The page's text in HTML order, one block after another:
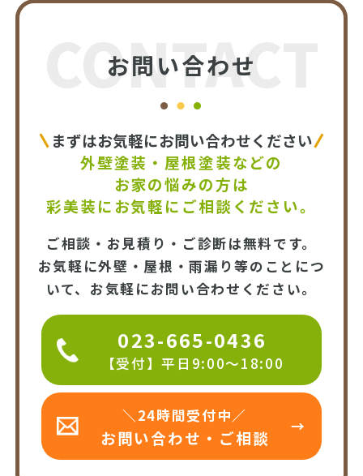
CONTACT
お問い合わせ
まずはお気軽にお問い合わせください
外壁塗装・屋根塗装などの
お家の悩みの方は
彩美装にお気軽にご相談ください。
ご相談・お見積り・ご診断は無料です。
お気軽に外壁・屋根・雨漏り等のことにつ
いて、お気軽にお問い合わせください。
023-665-0436
【受付】平日9:00～18:00
＼24時間受付中／
お問い合わせ・ご相談